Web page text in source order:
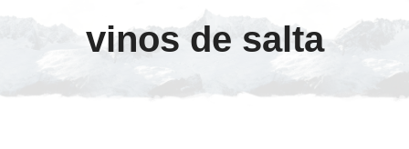
vinos de salta